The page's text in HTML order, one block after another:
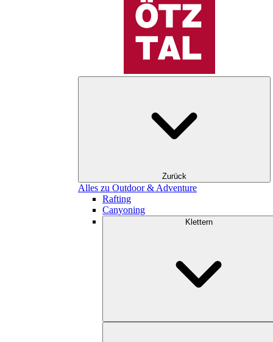
Zurück
Alles zu Outdoor & Adventure
Rafting
Canyoning
Klettern